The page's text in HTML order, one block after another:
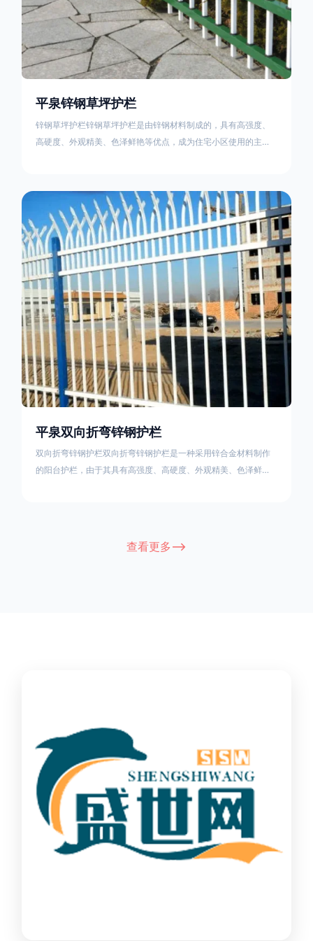
平泉锌钢草坪护栏
锌钢草坪护栏锌钢草坪护栏是由锌钢材料制成的，具有高强度、
高硬度、外观精美、色泽鲜艳等优点，成为住宅小区使用的主流
的使用方法主要是应用在人员行走的边界处，这就需要锌钢草坪
护栏产品的表面设计较为圆滑，减少人员不小心碰触锌钢草坪护
栏产品的伤害值。在安装前，土木建筑为砖砌或混凝土浇筑奠定
了的基础
平泉双向折弯锌钢护栏
双向折弯锌钢护栏双向折弯锌钢护栏是一种采用锌合金材料制作
的阳台护栏，由于其具有高强度、高硬度、外观精美、色泽鲜艳
或者咨询厂家客服以获取更准确的信息。
查看更多-->